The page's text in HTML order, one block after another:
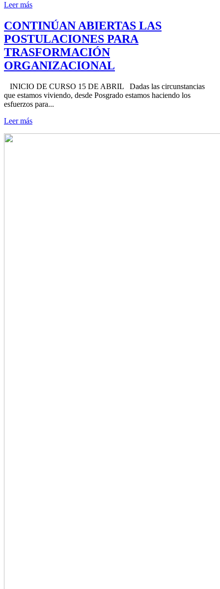
Leer más
CONTINÚAN ABIERTAS LAS
POSTULACIONES PARA
TRASFORMACIÓN
ORGANIZACIONAL
INICIO DE CURSO 15 DE ABRIL Dadas las circunstancias
que estamos viviendo, desde Posgrado estamos haciendo los
esfuerzos para...
Leer más